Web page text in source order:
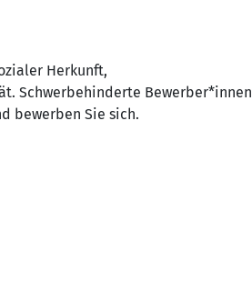
Herkunft,
Schwerbehinderte Bewerber*innen
bewerben Sie sich.